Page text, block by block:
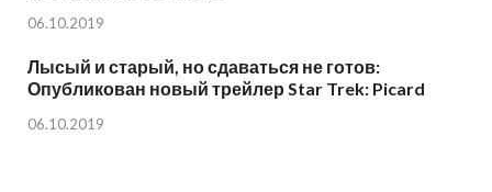
06.10.2019
Лысый и старый, но сдаваться не готов:
Опубликован новый трейлер Star Trek: Picard
06.10.2019